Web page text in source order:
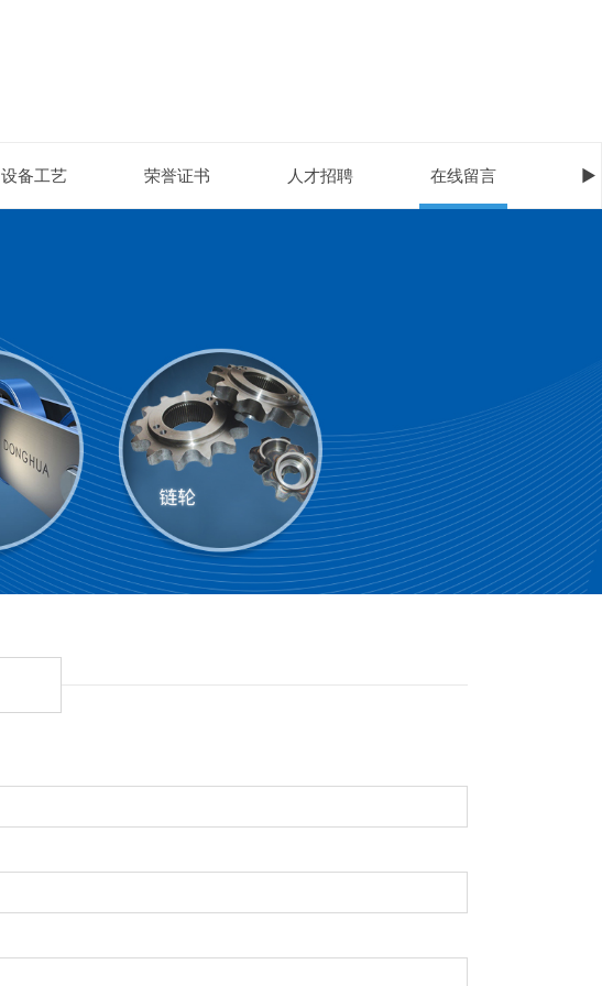
设备工艺 荣誉证书 人才招聘 在线留言 ►